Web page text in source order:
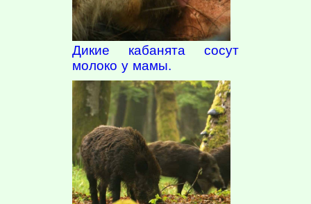
Дикие кабанята сосут
молоко у мамы.